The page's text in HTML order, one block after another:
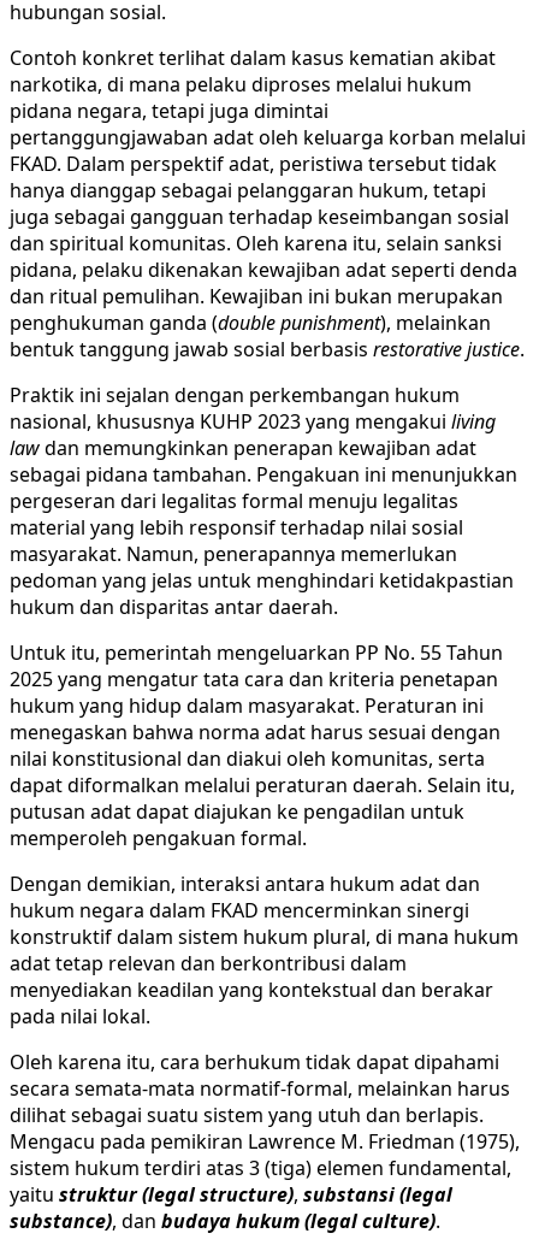
hubungan sosial.
Contoh konkret terlihat dalam kasus kematian akibat
narkotika, di mana pelaku diproses melalui hukum
pidana negara, tetapi juga dimintai
pertanggungjawaban adat oleh keluarga korban melalui
FKAD. Dalam perspektif adat, peristiwa tersebut tidak
hanya dianggap sebagai pelanggaran hukum, tetapi
juga sebagai gangguan terhadap keseimbangan sosial
dan spiritual komunitas. Oleh karena itu, selain sanksi
pidana, pelaku dikenakan kewajiban adat seperti denda
dan ritual pemulihan. Kewajiban ini bukan merupakan
penghukuman ganda (double punishment), melainkan
bentuk tanggung jawab sosial berbasis restorative justice.
Praktik ini sejalan dengan perkembangan hukum
nasional, khususnya KUHP 2023 yang mengakui living
lawdan memungkinkan penerapan kewajiban adat
sebagai pidana tambahan. Pengakuan ini menunjukkan
pergeseran dari legalitas formal menuju legalitas
material yang lebih responsif terhadap nilai sosial
masyarakat. Namun, penerapannya memerlukan
pedoman yang jelas untuk menghindari ketidakpastian
hukum dan disparitas antar daerah.
Untuk itu, pemerintah mengeluarkan PP No. 55 Tahun
2025 yang mengatur tata cara dan kriteria penetapan
hukum yang hidup dalam masyarakat. Peraturan ini
menegaskan bahwa norma adat harus sesuai dengan
nilai konstitusional dan diakui oleh komunitas, serta
dapat diformalkan melalui peraturan daerah. Selain itu,
putusan adat dapat diajukan ke pengadilan untuk
memperoleh pengakuan formal.
Dengan demikian, interaksi antara hukum adat dan
hukum negara dalam FKAD mencerminkan sinergi
konstruktif dalam sistem hukum plural, di mana hukum
adat tetap relevan dan berkontribusi dalam
menyediakan keadilan yang kontekstual dan berakar
pada nilai lokal.
Oleh karena itu, cara berhukum tidak dapat dipahami
secara semata-mata normatif-formal, melainkan harus
dilihat sebagai suatu sistem yang utuh dan berlapis.
Mengacu pada pemikiran Lawrence M. Friedman (1975),
sistem hukum terdiri atas 3 (tiga) elemen fundamental,
yaitu struktur (legal structure), substansi (legal
substance), dan budaya hukum (legal culture).